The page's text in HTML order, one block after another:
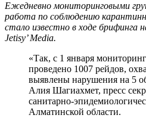
Ежедневно мониторинговыми
работа по соблюдению
стало известно в ходе брифинга
Jetisy’ Media.
«Так, с 1 января
проведено 1007 рейдов,
выявлены нарушения на 5
Алия Шагиахмет, пресс
санитарно-
Алматинской области.